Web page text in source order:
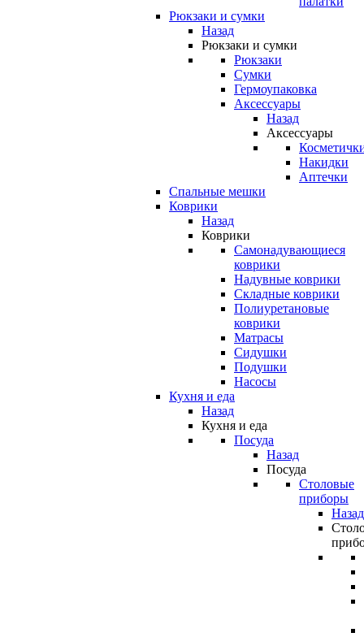
Рюкзаки и сумки
Назад
Рюкзаки и сумки
Рюкзаки
Сумки
Гермоупаковка
Аксессуары
Назад
Аксессуары
Накидки
Аптечки
Спальные мешки
Коврики
Назад
Коврики
Самонадувающиеся
коврики
Надувные коврики
Складные коврики
Полиуретановые
коврики
Матрасы
Сидушки
Подушки
Насосы
Кухня и еда
Назад
Кухня и еда
Посуда
Назад
Посуда
Столовые
приборы
Назад